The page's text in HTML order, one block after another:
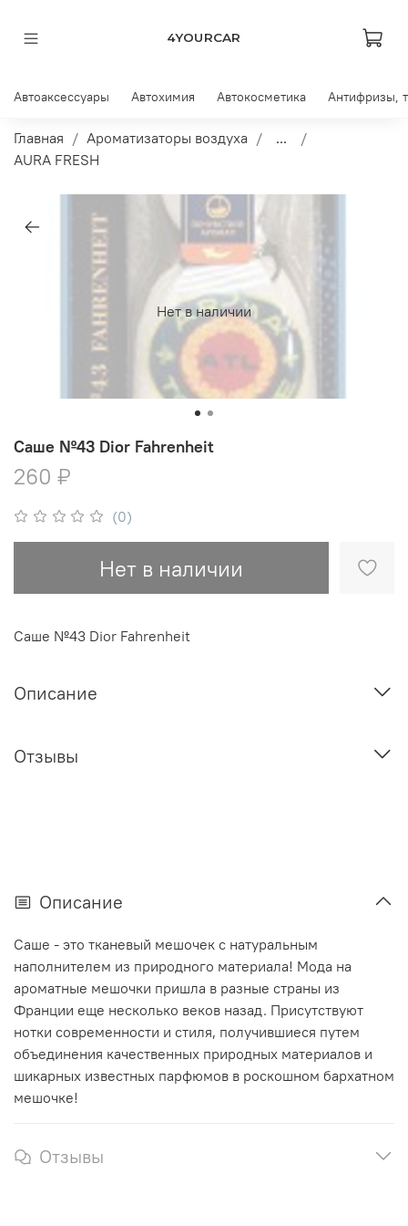
4YOURCAR
Автоаксессуары Автохимия Автокосметика Антифризы,
Главная Ароматизаторы воздуха
...
AURA FRESH
Нет в наличии
(0)
Саше №43 Dior Fahrenheit
260 ₽
Нет в наличии
Саше №43 Dior Fahrenheit
Описание
Отзывы
Описание
Саше - это тканевый мешочек с натуральным
наполнителем из природного материала! Мода на
ароматные мешочки пришла в разные страны из
Франции еще несколько веков назад. Присутствуют
нотки современности и стиля, получившиеся путем
объединения качественных природных материалов и
шикарных известных парфюмов в роскошном бархатном
мешочке!
Отзывы